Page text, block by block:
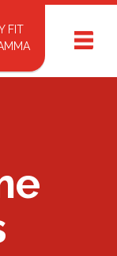
FIT